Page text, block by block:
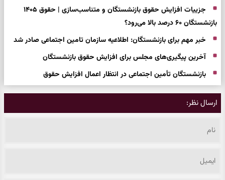
جزییات افزایش حقوق بازنشستگان و متناسب‌سازی | حقوق ۱۴۰۵
بازنشستگان ۶۰ درصد بالا می‌رود؟
خبر مهم برای بازنشستگان: اطلاعیه سازمان تامین اجتماعی صادر شد
آخرین پیگیری‌های مجلس برای افزایش حقوق بازنشستگان
بازنشستگان تأمین اجتماعی در انتظار اعمال افزایش حقوق
ارسال نظر: